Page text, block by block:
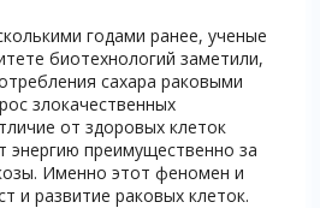
годами ранее, ученые
биотехнологий заметили,
сахара раковыми
злокачественных
от здоровых клеток
преимущественно за
Именно этот феномен и
и развитие раковых клеток.